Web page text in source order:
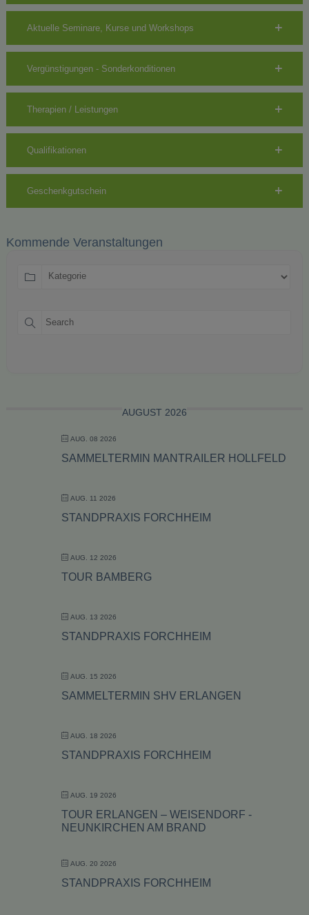
Aktuelle Seminare, Kurse und Workshops
Vergünstigungen - Sonderkonditionen
Therapien / Leistungen
Qualifikationen
Geschenkgutschein
Kommende Veranstaltungen
AUGUST 2026
AUG. 08 2026
SAMMELTERMIN MANTRAILER HOLLFELD
AUG. 11 2026
STANDPRAXIS FORCHHEIM
AUG. 12 2026
TOUR BAMBERG
AUG. 13 2026
STANDPRAXIS FORCHHEIM
AUG. 15 2026
SAMMELTERMIN SHV ERLANGEN
AUG. 18 2026
STANDPRAXIS FORCHHEIM
AUG. 19 2026
TOUR ERLANGEN – WEISENDORF -
NEUNKIRCHEN AM BRAND
AUG. 20 2026
STANDPRAXIS FORCHHEIM